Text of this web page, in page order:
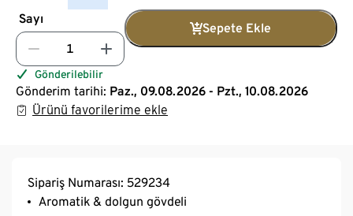
Sayı
Sepete Ekle
Gönderilebilir
Gönderim tarihi: Paz., 09.08.2026 - Pzt., 10.08.2026
Ürünü favorilerime ekle
Sipariş Numarası: 529234
Aromatik & dolgun gövdeli